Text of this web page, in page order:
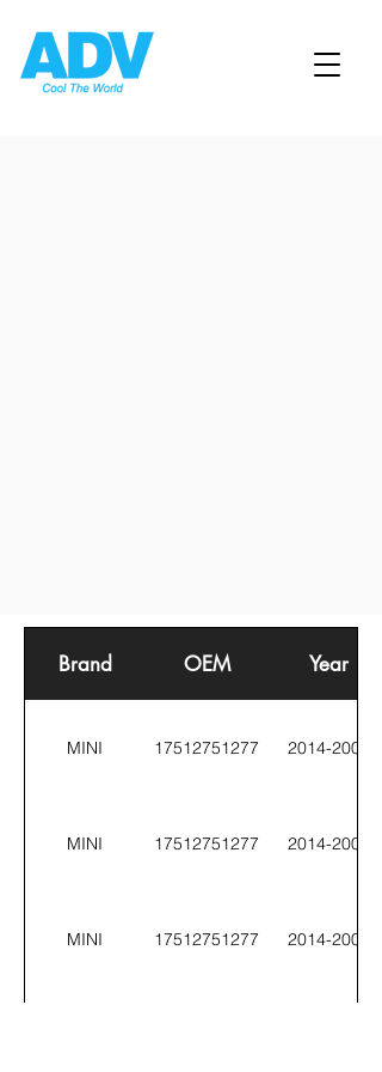
Brand OEM Year
MINI 17512751277 2014-2008
MINI 17512751277 2014-2008
MINI 17512751277 2014-2008